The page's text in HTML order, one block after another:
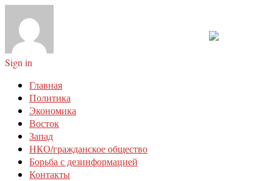
Sign in
Главная
Политика
Экономика
Восток
Запад
НКО/гражданское общество
Борьба с дезинформацией
Контакты